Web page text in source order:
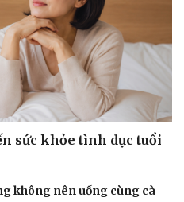
sức khỏe tình dục tuổi
không nên uống cùng cà